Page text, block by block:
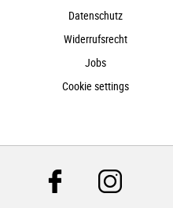
Datenschutz
Widerrufsrecht
Jobs
Cookie settings